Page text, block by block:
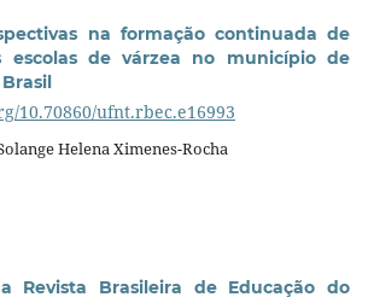
na formação continuada de
escolas de várzea no município de
10.70860/ufnt.rbec.e16993
Helena Ximenes-Rocha
Revista Brasileira de Educação do